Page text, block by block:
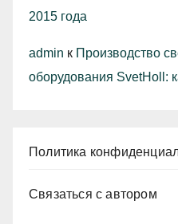
2015 года
admin к Производство
оборудования SvetHoll:
Политика
Связаться с автором